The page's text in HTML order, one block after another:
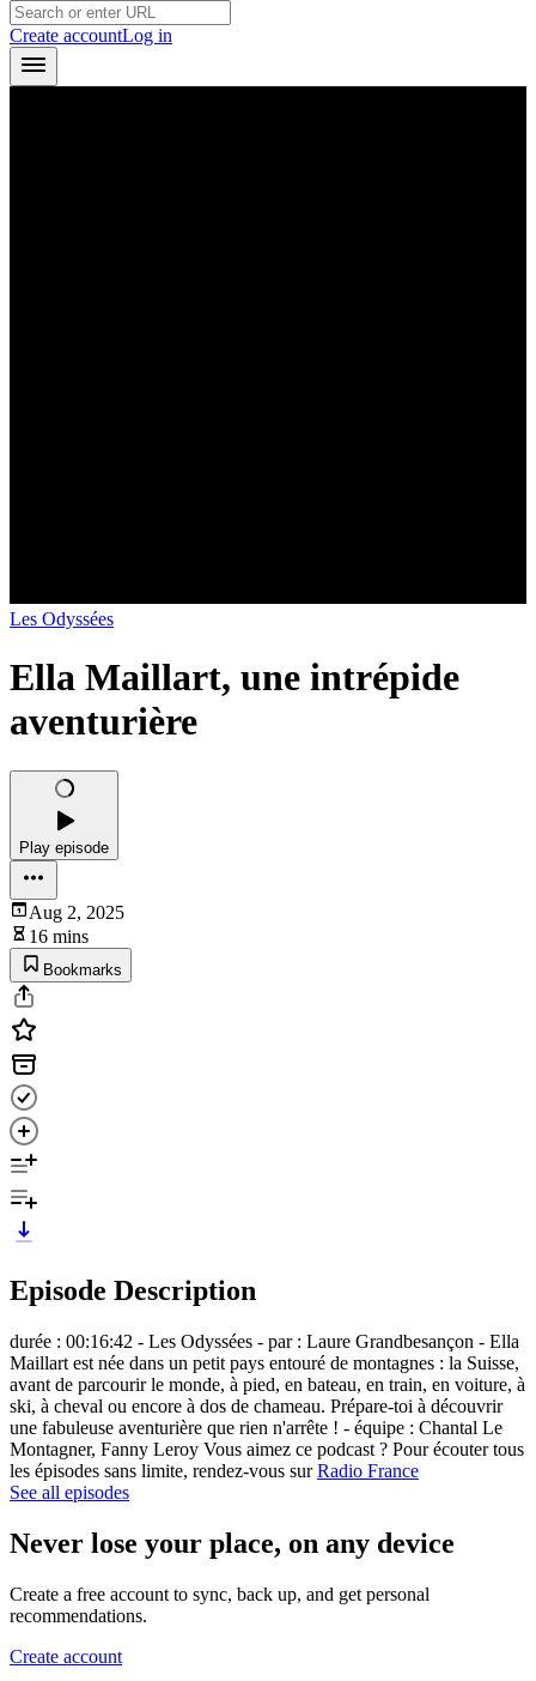
Create accountLog in
Les Odyssées
Ella Maillart, une intrépide
aventurière
Play episode
Aug 2, 2025
16 mins
Bookmarks
Episode Description
durée : 00:16:42 - Les Odyssées - par : Laure Grandbesançon - Ella
Maillart est née dans un petit pays entouré de montagnes : la Suisse,
avant de parcourir le monde, à pied, en bateau, en train, en voiture, à
ski, à cheval ou encore à dos de chameau. Prépare-toi à découvrir
une fabuleuse aventurière que rien n'arrête ! - équipe : Chantal Le
Montagner, Fanny Leroy Vous aimez ce podcast ? Pour écouter tous
les épisodes sans limite, rendez-vous surRadio France
See all episodes
Never lose your place, on any device
Create a free account to sync, back up, and get personal
recommendations.
Create account